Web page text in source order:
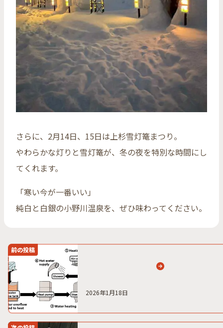
さらに、2月14日、15日は上杉雪灯篭まつり。
やわらかな灯りと雪灯篭が、冬の夜を特別な時間にし
てくれます。
「寒い今が一番いい」
純白と白銀の小野川温泉を、ぜひ味わってください。
前の投稿
2026年1月18日